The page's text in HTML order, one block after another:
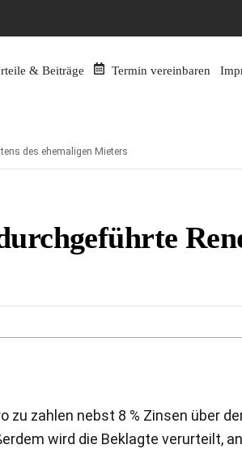
& Beiträge Termin vereinbaren
des ehemaligen Mieters
zu zahlen nebst 8 % Zinsen über
wird die Beklagte verurteilt,